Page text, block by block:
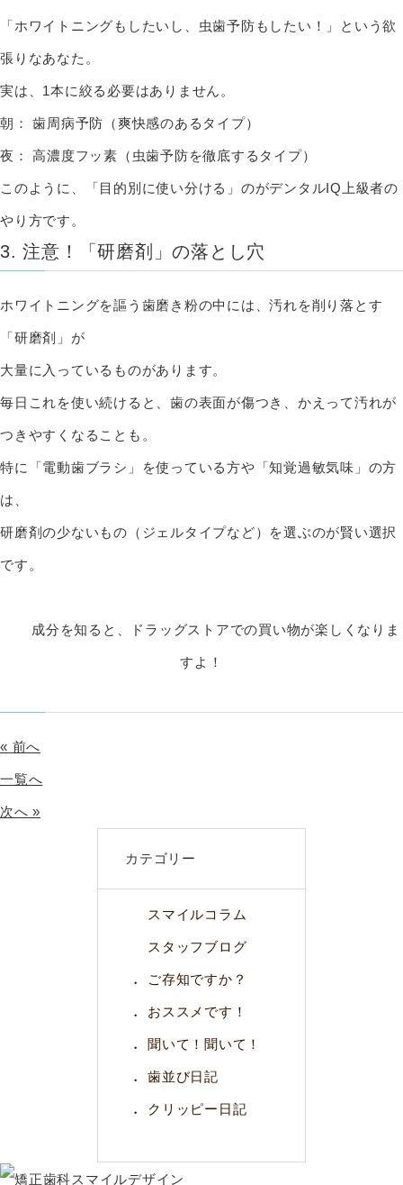
「ホワイトニングもしたいし、虫歯予防もしたい！」という欲
張りなあなた。
実は、1本に絞る必要はありません。
朝： 歯周病予防（爽快感のあるタイプ）
夜： 高濃度フッ素（虫歯予防を徹底するタイプ）
このように、「目的別に使い分ける」のがデンタルIQ上級者の
やり方です。
3. 注意！「研磨剤」の落とし穴
ホワイトニングを謳う歯磨き粉の中には、汚れを削り落とす
「研磨剤」が
大量に入っているものがあります。
毎日これを使い続けると、歯の表面が傷つき、かえって汚れが
つきやすくなることも。
特に「電動歯ブラシ」を使っている方や「知覚過敏気味」の方
は、
研磨剤の少ないもの（ジェルタイプなど）を選ぶのが賢い選択
です。
成分を知ると、ドラッグストアでの買い物が楽しくなりま
すよ！
« 前へ
一覧へ
次へ »
カテゴリー
スマイルコラム
スタッフブログ
ご存知ですか？
おススメです！
聞いて！聞いて！
歯並び日記
クリッピー日記